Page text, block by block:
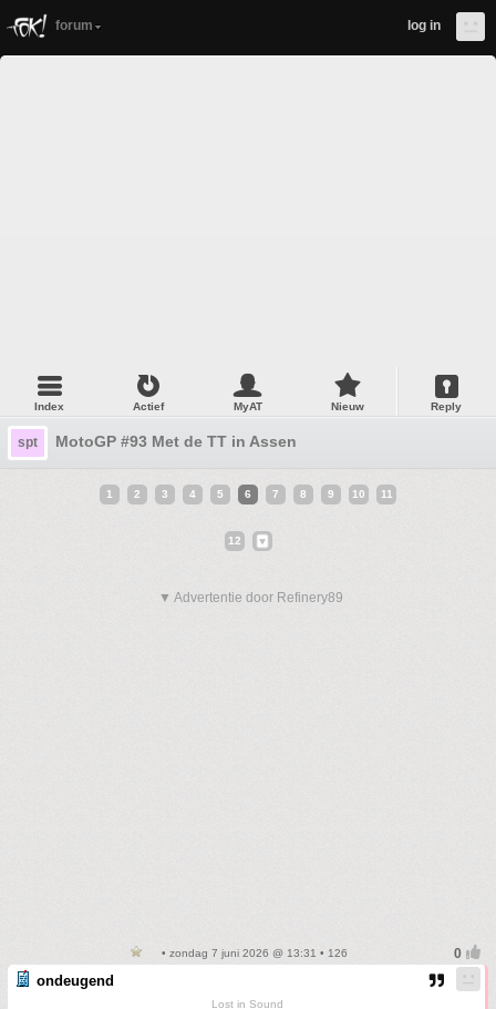
forum log in
Index Actief MyAT Nieuw Reply
spt MotoGP #93 Met de TT in Assen
1 2 3 4 5 6 7 8 9 10 11
12
▼ Advertentie door Refinery89
• zondag 7 juni 2026 @ 13:31 • 126
ondeugend
Lost in Sound